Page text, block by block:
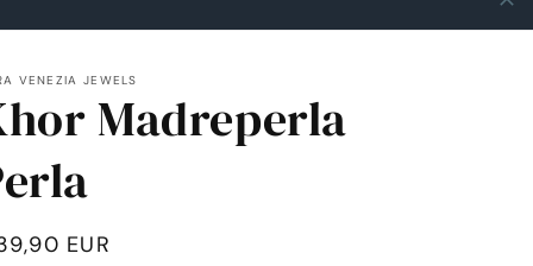
VENEZIA JEWELS
Madreperla
EUR